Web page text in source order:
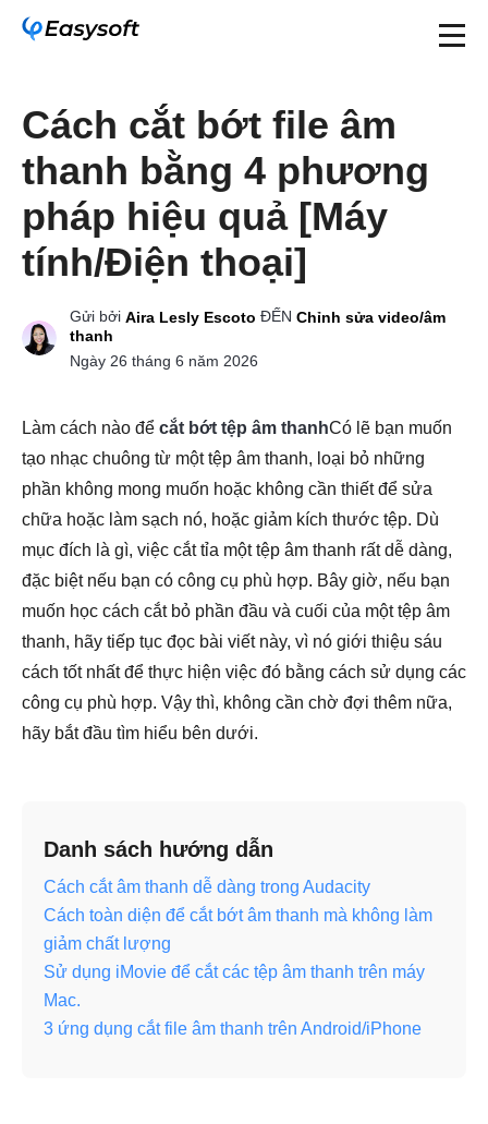
Cách cắt bớt file âm
thanh bằng 4 phương
pháp hiệu quả [Máy
tính/Điện thoại]
Gửi bởi Aira Lesly Escoto ĐẾN Chỉnh sửa video/âm
thanh
Ngày 26 tháng 6 năm 2026
Làm cách nào để cắt bớt tệp âm thanhCó lẽ bạn muốn
tạo nhạc chuông từ một tệp âm thanh, loại bỏ những
phần không mong muốn hoặc không cần thiết để sửa
chữa hoặc làm sạch nó, hoặc giảm kích thước tệp. Dù
mục đích là gì, việc cắt tỉa một tệp âm thanh rất dễ dàng,
đặc biệt nếu bạn có công cụ phù hợp. Bây giờ, nếu bạn
muốn học cách cắt bỏ phần đầu và cuối của một tệp âm
thanh, hãy tiếp tục đọc bài viết này, vì nó giới thiệu sáu
cách tốt nhất để thực hiện việc đó bằng cách sử dụng các
công cụ phù hợp. Vậy thì, không cần chờ đợi thêm nữa,
hãy bắt đầu tìm hiểu bên dưới.
Danh sách hướng dẫn
Cách cắt âm thanh dễ dàng trong Audacity
Cách toàn diện để cắt bớt âm thanh mà không làm
giảm chất lượng
Sử dụng iMovie để cắt các tệp âm thanh trên máy
Mac.
3 ứng dụng cắt file âm thanh trên Android/iPhone